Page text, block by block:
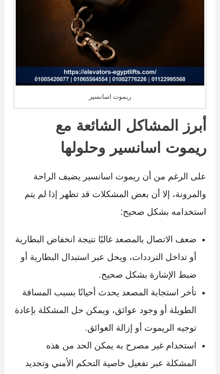
ريموت اسانسير
أبرز المشاكل الشائعة مع
ريموت اسانسير وحلولها
على الرغم من أن ريموت اسانسير يضيف الراحة
والمرونة، إلا أن بعض المشكلات قد تظهر إذا لم يتم
استخدامه بشكل صحيح:
ضعف الاتصال بالمصعد غالبًا نتيجة انخفاض البطارية
أو تداخل الترددات، ويحل عبر استبدال البطارية أو
ضبط الإشارة بشكل صحيح.
تأخر استجابة المصعد يحدث أحيانًا بسبب المسافة
الطويلة أو وجود عوائق، ويمكن حل المشكلة بإعادة
توجيه الريموت أو إزالة العوائق.
استخدام غير مصرح به يمكن الحد من هذه
المشكلة عبر تفعيل خاصية التحكم الأمني وتحديد